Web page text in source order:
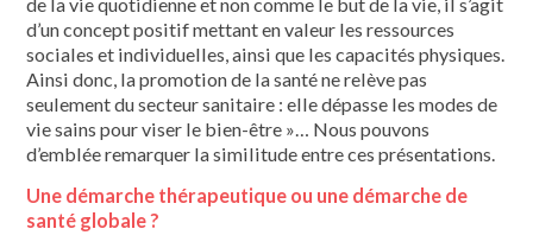
d’un concept positif mettant en valeur les ressources
sociales et individuelles, ainsi que les capacités physiques.
Ainsi donc, la promotion de la santé ne relève pas
seulement du secteur sanitaire : elle dépasse les modes de
vie sains pour viser le bien-être »… Nous pouvons
d’emblée remarquer la similitude entre ces présentations.
Une démarche thérapeutique ou une démarche de
santé globale ?